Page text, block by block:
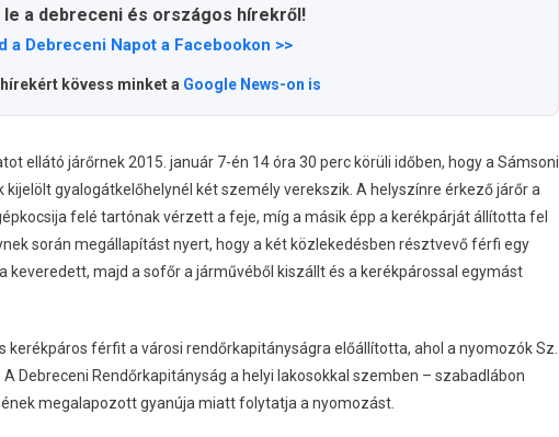
le a debreceni és országos hírekről!
a Debreceni Napot a Facebookon >>
kövess minket a Google News-on is
ellátó járőrnek 2015. január 7-én 14 óra 30 perc körüli időben, hogy a Sámsoni
gyalogátkelőhelynél két személy verekszik. A helyszínre érkező járőr a
felé tartónak vérzett a feje, míg a másik épp a kerékpárját állította fel
során megállapítást nyert, hogy a két közlekedésben résztvevő férfi egy
keveredett, majd a sofőr a járművéből kiszállt és a kerékpárossal egymást
kerékpáros férfit a városi rendőrkapitányságra előállította, ahol a nyomozók Sz.
Debreceni Rendőrkapitányság a helyi lakosokkal szemben – szabadlábon
megalapozott gyanúja miatt folytatja a nyomozást.